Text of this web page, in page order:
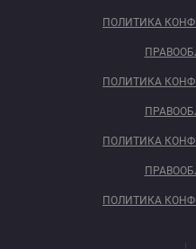
ПОЛИТИКА
ПОЛИТИКА
ПОЛИТИКА
ПОЛИТИКА